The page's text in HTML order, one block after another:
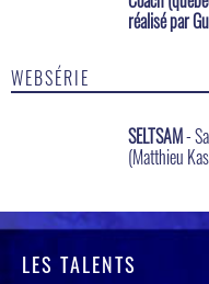
réalisé par
WEBSÉRIE
SELTSAM-
(Matthieu
LES TALENTS